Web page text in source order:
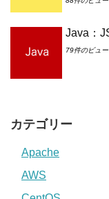
Java：
79件のビュー
カテゴリー
Apache
AWS